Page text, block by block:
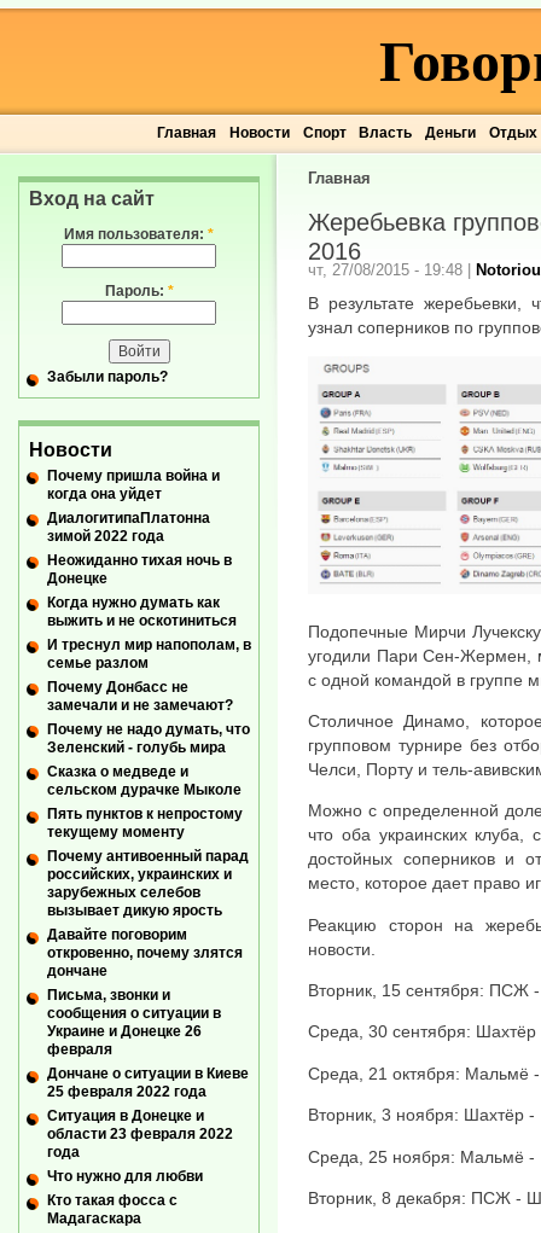
Главная Новости Спорт Власть Деньги Отдых
Главная
Жеребьевка
2016
чт, 27/08/2015 - 19:48 |
В результате
узнал соперников по
Подопечные Мирчи
угодили Пари Сен-Жермен,
с одной командой в группе
Столичное Динамо,
групповом турнире без
Челси, Порту и тель-
Можно с определенной
что оба украинских клуба,
достойных соперников и
место, которое дает право
Реакцию сторон на
новости.
Вторник, 15 сентября: ПСЖ
Среда, 30 сентября:
Среда, 21 октября:
Вторник, 3 ноября:
Среда, 25 ноября: Мальмё
Вторник, 8 декабря: ПСЖ -
Вход на сайт
Имя пользователя: *
Пароль: *
Забыли пароль?
Новости
Почему пришла война и
когда она уйдет
ДиалогитипаПлатонна
зимой 2022 года
Неожиданно тихая ночь в
Донецке
Когда нужно думать как
выжить и не оскотиниться
И треснул мир напополам, в
семье разлом
Почему Донбасс не
замечали и не замечают?
Почему не надо думать, что
Зеленский - голубь мира
Сказка о медведе и
сельском дурачке Мыколе
Пять пунктов к непростому
текущему моменту
Почему антивоенный парад
российских, украинских и
зарубежных селебов
вызывает дикую ярость
Давайте поговорим
откровенно, почему злятся
дончане
Письма, звонки и
сообщения о ситуации в
Украине и Донецке 26
февраля
Дончане о ситуации в Киеве
25 февраля 2022 года
Ситуация в Донецке и
области 23 февраля 2022
года
Что нужно для любви
Кто такая фосса с
Мадагаскара